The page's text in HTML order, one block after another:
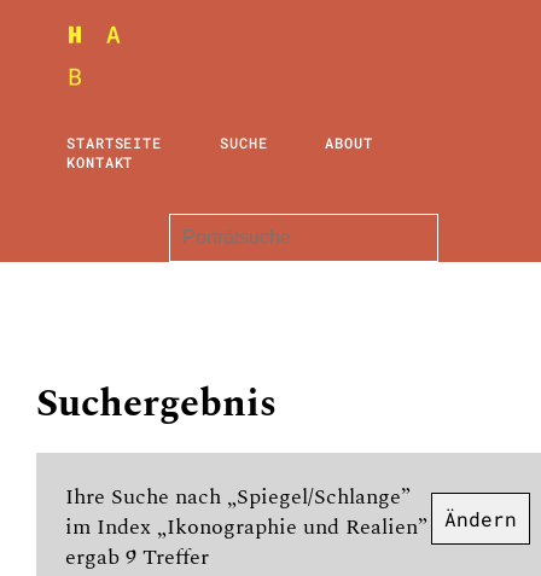
STARTSEITE SUCHE
ABOUT
KONTAKT
Suchergebnis
Ihre Suche nach „Spiegel/Schlange”
im Index „Ikonographie und Realien”
ergab 9 Treffer
Ändern